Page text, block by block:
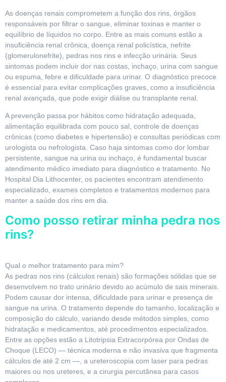
As doenças renais comprometem a função dos rins, órgãos
responsáveis por filtrar o sangue, eliminar toxinas e manter o
equilíbrio de líquidos no corpo. Entre as mais comuns estão a
insuficiência renal crônica, doença renal policística, nefrite
(glomerulonefrite), pedras nos rins e infecção urinária. Seus
sintomas podem incluir dor nas costas, inchaço, urina com sangue
ou espuma, febre e dificuldade para urinar. O diagnóstico precoce
é essencial para evitar complicações graves, como a insuficiência
renal avançada, que pode exigir diálise ou transplante renal.
A prevenção passa por hábitos como hidratação adequada,
alimentação equilibrada com pouco sal, controle de doenças
crônicas (como diabetes e hipertensão) e consultas periódicas com
urologista ou nefrologista. Caso haja sintomas como dor lombar
persistente, sangue na urina ou inchaço, é fundamental buscar
atendimento médico imediato para diagnóstico e tratamento. No
Hospital Dia Lithocenter, os pacientes encontram atendimento
especializado, exames completos e tratamentos modernos para
manter a saúde dos rins em dia.
Como posso retirar minha pedra nos
rins?
Qual o melhor tratamento para mim?
As pedras nos rins (cálculos renais) são formações sólidas que se
desenvolvem no trato urinário devido ao acúmulo de sais minerais.
Podem causar dor intensa, dificuldade para urinar e presença de
sangue na urina. O tratamento depende do tamanho, localização e
composição do cálculo, variando desde métodos simples, como
hidratação e medicamentos, até procedimentos especializados.
Entre as opções estão a Litotripsia Extracorpórea por Ondas de
Choque (LECO) — técnica moderna e não invasiva que fragmenta
cálculos de até 2 cm —, a ureteroscopia com laser para pedras
maiores ou nos ureteres, e a cirurgia percutânea para casos